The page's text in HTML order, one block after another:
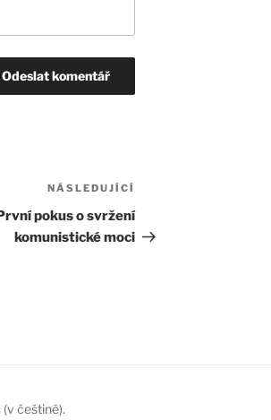
příspěvek
NÁSLEDUJÍCÍ
pokus o svržení
komunistické moci
češtině).